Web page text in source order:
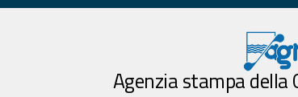
Agenzia stampa della